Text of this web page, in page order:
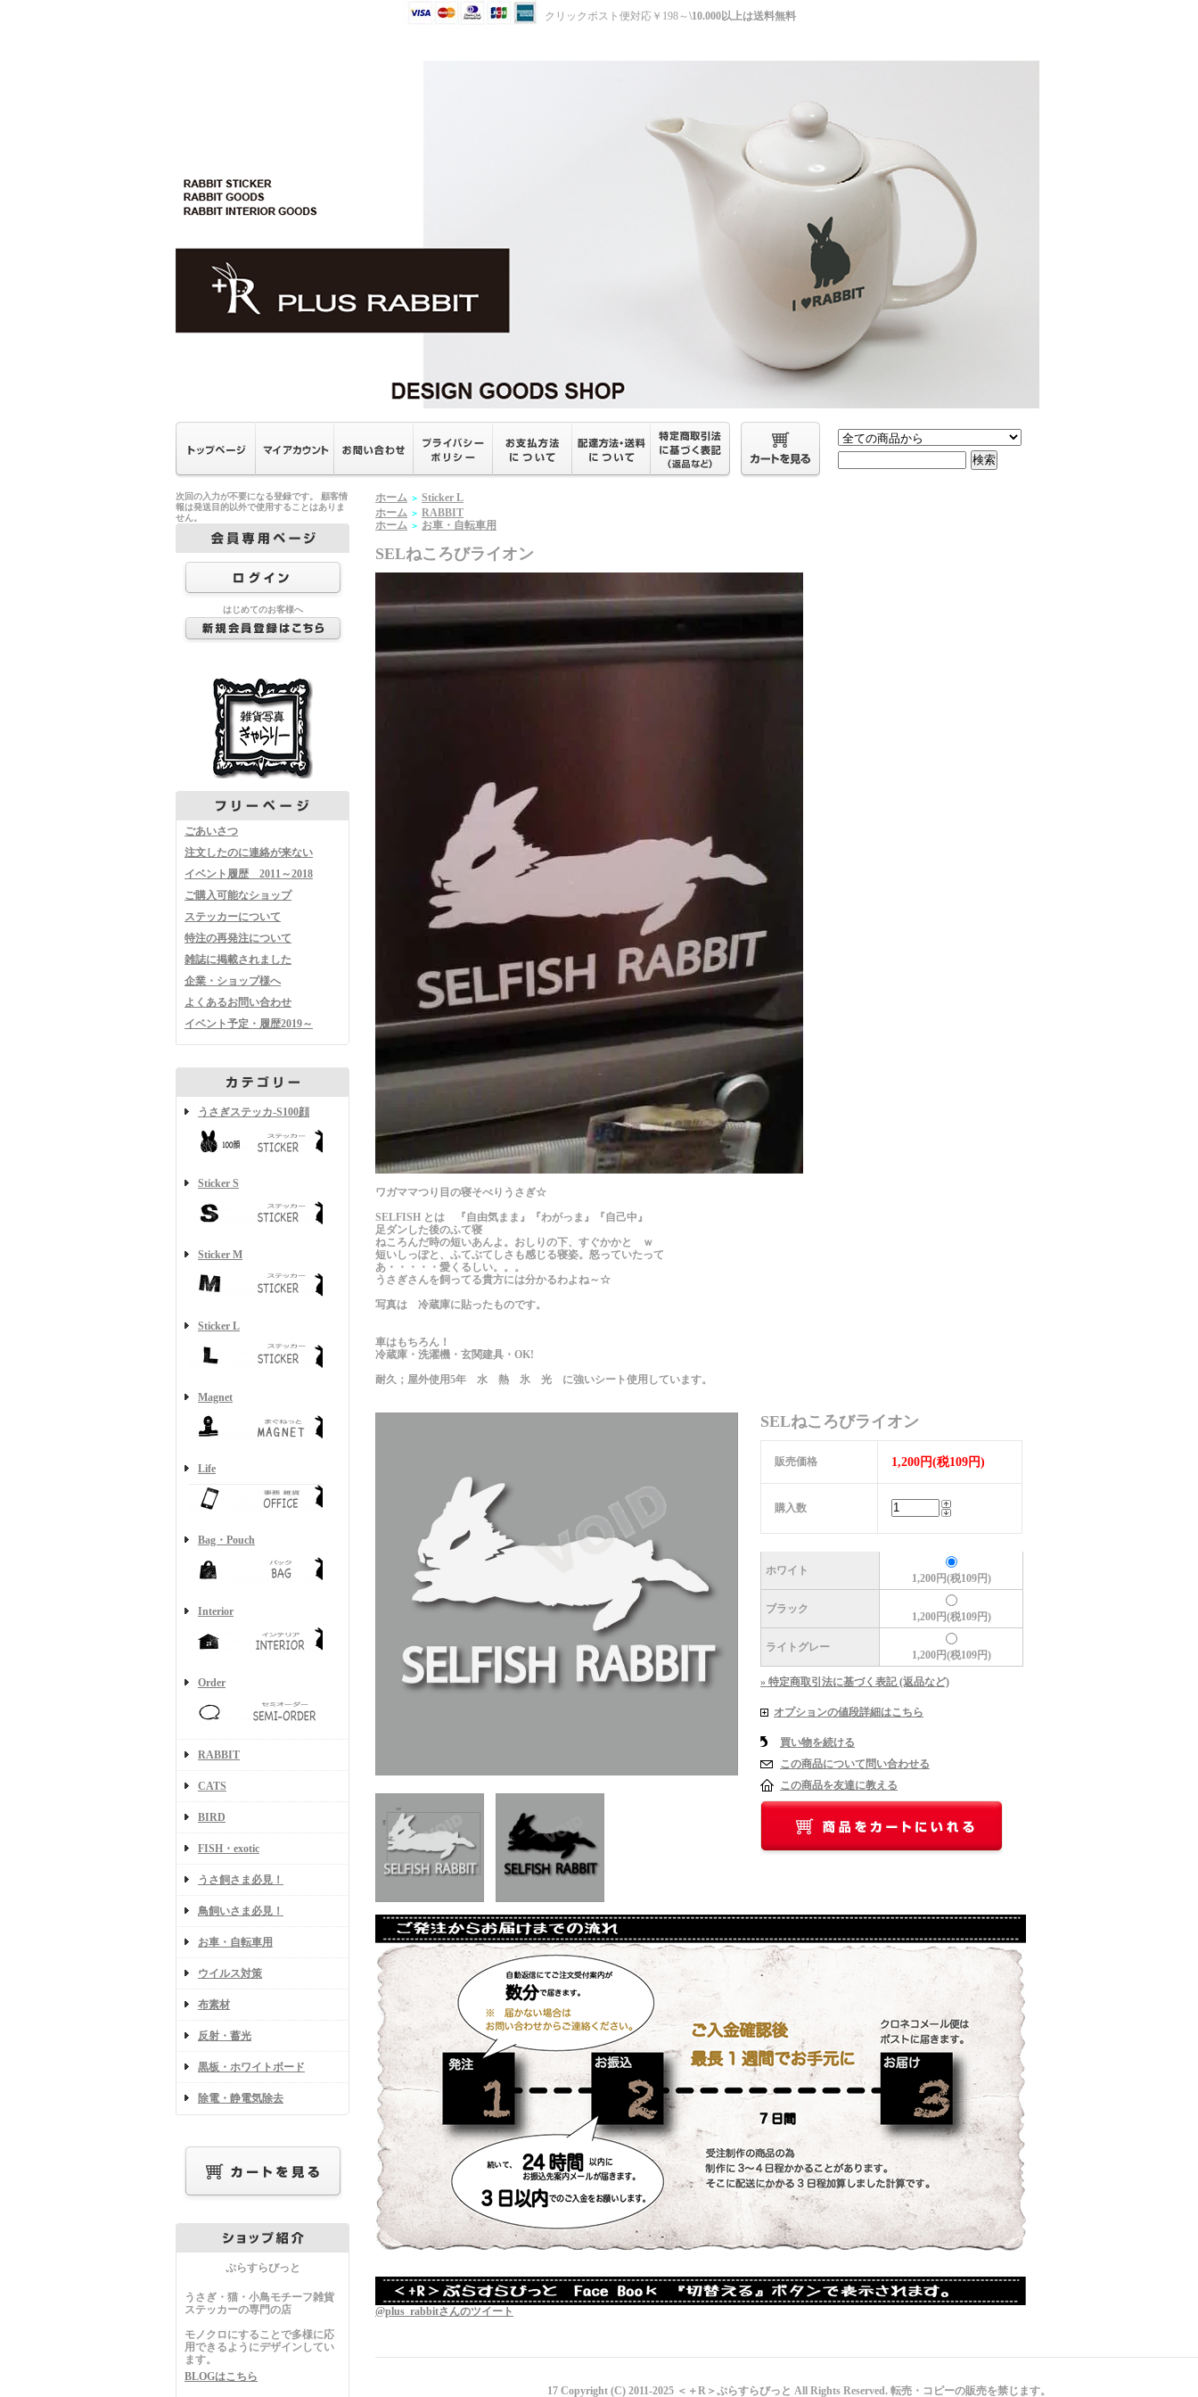
クリックポスト便対応￥198～\10.000以上は送料無料
次回の入力が不要になる登録です。 顧客情
報は発送目的以外で使用することはありま
せん。
はじめてのお客様へ
ごあいさつ
注文したのに連絡が来ない
イベント履歴 2011～2018
ご購入可能なショップ
ステッカーについて
特注の再発注について
雑誌に掲載されました
企業・ショップ様へ
よくあるお問い合わせ
イベント予定・履歴2019～
うさぎステッカ-S100顔
Sticker S
Sticker M
Sticker L
Magnet
Life
Bag・Pouch
Interior
Order
RABBIT
CATS
BIRD
FISH・exotic
うさ飼さま必見！
鳥飼いさま必見！
お車・自転車用
ウイルス対策
布素材
反射・蓄光
黒板・ホワイトボード
除電・静電気除去
ぷらすらびっと
うさぎ・猫・小鳥モチーフ雑貨
ステッカーの専門の店
モノクロにすることで多様に応
用できるようにデザインしてい
ます。
BLOGはこちら
ホーム ＞ Sticker L
ホーム ＞ RABBIT
ホーム ＞ お車・自転車用
SELねころびライオン
ワガママつり目の寝そべりうさぎ☆
SELFISH とは 『自由気まま』『わがっま』『自己中』
足ダンした後のふて寝
ねころんだ時の短いあんよ。おしりの下、すぐかかと ｗ
短いしっぽと、ふてぶてしさも感じる寝姿。怒っていたって
あ・・・・・愛くるしい。。。
うさぎさんを飼ってる貴方には分かるわよね～☆
写真は 冷蔵庫に貼ったものです。
車はもちろん！
冷蔵庫・洗濯機・玄関建具・OK!
耐久；屋外使用5年 水 熱 氷 光 に強いシート使用しています。
SELねころびライオン
販売価格 1,200円(税109円)
購入数
ホワイト
1,200円(税109円)
ブラック
1,200円(税109円)
ライトグレー
1,200円(税109円)
» 特定商取引法に基づく表記 (返品など)
オプションの値段詳細はこちら
買い物を続ける
この商品について問い合わせる
この商品を友達に教える
@plus_rabbitさんのツイート
17 Copyright (C) 2011-2025 ＜＋R＞ぷらすらびっと All Rights Reserved. 転売・コピーの販売を禁じます。